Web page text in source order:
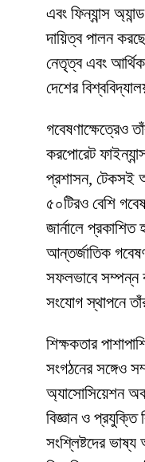
এবং ফিন্যান্স
দায়িত্ব পালন
নেতৃত্ব এবং আর্থিক
দেশের
গবেষণাক্ষেত্রেও
করপোরেট
প্রশাসন, টেকসই
৫০টিরও বেশি
জার্নালে
আন্তর্জাতিক
সফলভাবে সম্পন্ন
সংযোগ স্থাপনে
শিক্ষকতার
সংগঠনের সঙ্গেও
অ্যাসোসিয়েশন
বিজ্ঞান ও প্রযুক্তি
সংশ্লিষ্টদের ভাষ্য